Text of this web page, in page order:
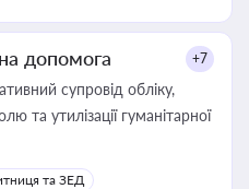
допомога +7
супровід обліку,
та утилізації гуманітарної
та ЗЕД